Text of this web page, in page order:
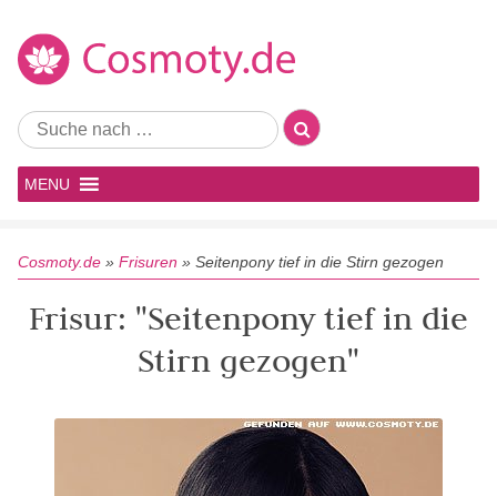
MENU
Cosmoty.de » Frisuren » Seitenpony tief in die Stirn gezogen
Frisur: "Seitenpony tief in die
Stirn gezogen"